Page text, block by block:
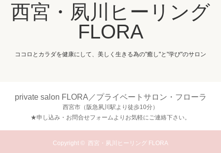
西宮・夙川ヒーリング
FLORA
ココロとカラダを健康にして、美しく生きる為の"癒し"と"学び"のサロン
private salon FLORA／プライベートサロン・フローラ
西宮市（阪急夙川駅より徒歩10分）
★申し込み・お問合せフォームよりお気軽にご連絡下さい。
Copyright © 西宮・夙川ヒーリング FLORA